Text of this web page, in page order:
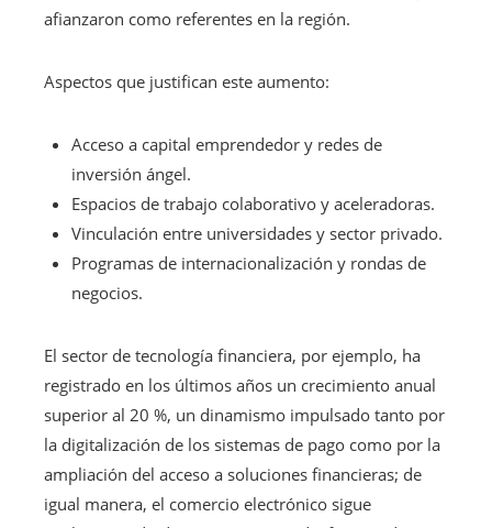
afianzaron como referentes en la región.
Aspectos que justifican este aumento:
Acceso a capital emprendedor y redes de
inversión ángel.
Espacios de trabajo colaborativo y aceleradoras.
Vinculación entre universidades y sector privado.
Programas de internacionalización y rondas de
negocios.
El sector de tecnología financiera, por ejemplo, ha
registrado en los últimos años un crecimiento anual
superior al 20 %, un dinamismo impulsado tanto por
la digitalización de los sistemas de pago como por la
ampliación del acceso a soluciones financieras; de
igual manera, el comercio electrónico sigue